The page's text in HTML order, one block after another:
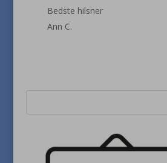
Bedste hilsner
Ann C.